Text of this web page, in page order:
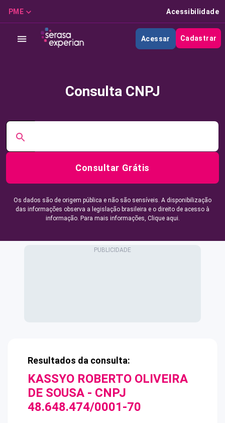
PME Acessibilidade
Acessar Cadastrar
Consulta CNPJ
Consultar Grátis
Os dados são de origem pública e não são sensíveis. A disponibilização
das informações observa a legislação brasileira e o direito de acesso à
informação. Para mais informações, Clique aqui.
Resultados da consulta:
KASSYO ROBERTO OLIVEIRA
DE SOUSA - CNPJ
48.648.474/0001-70